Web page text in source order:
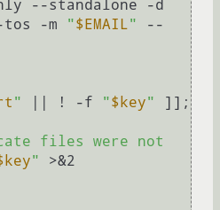
-m "$EMAIL"
--
" || ! -f "$key"
]];
files were not
"
>&2